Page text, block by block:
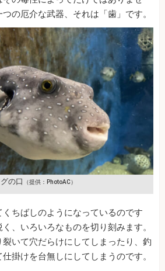
の厄介な武器、それは「歯」です。
の口 （提供：PhotoAC）
ちばしのようになっているのです
、いろいろなものを切り刻みます。
いて穴だらけにしてしまったり、釣
掛けを台無しにしてしまうのです。